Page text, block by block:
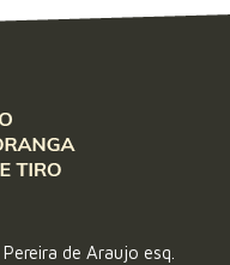
de Araujo esq.